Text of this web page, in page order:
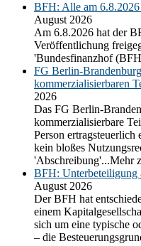
BFH: Alle am
August 2026
Am 6.8.2026 hat der
Veröffentlichung
'Bundesfinanzhof
FG Berlin-
kommerzialisierbaren
2026
Das FG Berlin-
kommerzialisierbare
Person ertragsteuerlich
kein bloßes
'Abschreibung'...Mehr
BFH: Unterbeteiligung
August 2026
Der BFH hat
einem
sich um eine typische
– die